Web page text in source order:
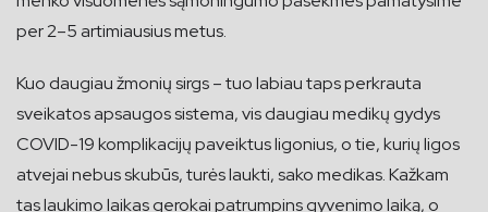
per 2–5 artimiausius metus.
Kuo daugiau žmonių sirgs – tuo labiau taps perkrauta
sveikatos apsaugos sistema, vis daugiau medikų gydys
COVID-19 komplikacijų paveiktus ligonius, o tie, kurių ligos
atvejai nebus skubūs, turės laukti, sako medikas. Kažkam
tas laukimo laikas gerokai patrumpins gyvenimo laiką, o